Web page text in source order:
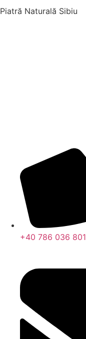
Piatră Naturală Sibiu
+40 786 036 801